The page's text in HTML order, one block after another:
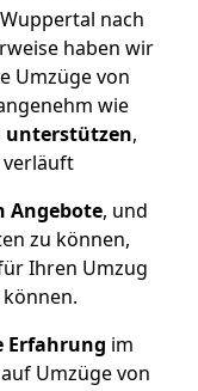
nach
haben wir
Umzüge von
wie
unterstützen,
Angebote, und
zu können,
Ihren Umzug
im
Umzüge von